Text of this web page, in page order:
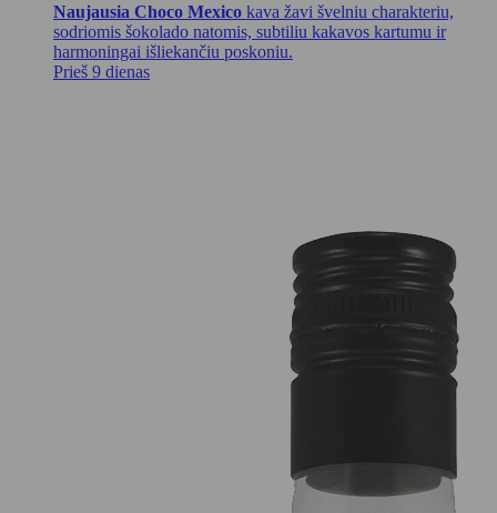
Naujausia Choco Mexico kava žavi švelniu charakteriu,
sodriomis šokolado natomis, subtiliu kakavos kartumu ir
harmoningai išliekančiu poskoniu.
Prieš 9 dienas